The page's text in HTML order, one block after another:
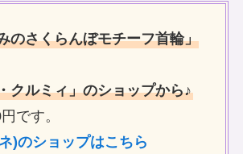
のさくらんぼモチーフ首輪」
クルミィ」のショップから♪
です。
)のショップはこちら